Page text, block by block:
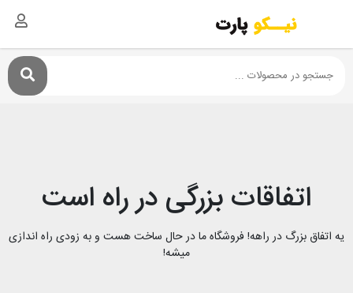
اتفاقات بزرگی در راه است
یه اتفاق بزرگ در راهه! فروشگاه ما در حال ساخت هست و به زودی راه اندازی
میشه!